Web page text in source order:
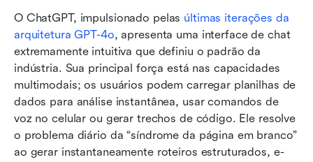
O ChatGPT, impulsionado pelas últimas iterações da
arquitetura GPT-4o, apresenta uma interface de chat
extremamente intuitiva que definiu o padrão da
indústria. Sua principal força está nas capacidades
multimodais; os usuários podem carregar planilhas de
dados para análise instantânea, usar comandos de
voz no celular ou gerar trechos de código. Ele resolve
o problema diário da “síndrome da página em branco”
ao gerar instantaneamente roteiros estruturados, e-